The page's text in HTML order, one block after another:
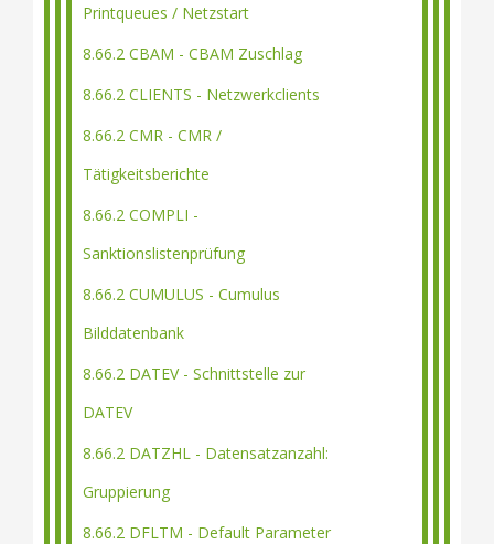
Printqueues / Netzstart
8.66.2 CBAM - CBAM Zuschlag
8.66.2 CLIENTS - Netzwerkclients
8.66.2 CMR - CMR /
Tätigkeitsberichte
8.66.2 COMPLI -
Sanktionslistenprüfung
8.66.2 CUMULUS - Cumulus
Bilddatenbank
8.66.2 DATEV - Schnittstelle zur
DATEV
8.66.2 DATZHL - Datensatzanzahl:
Gruppierung
8.66.2 DFLTM - Default Parameter